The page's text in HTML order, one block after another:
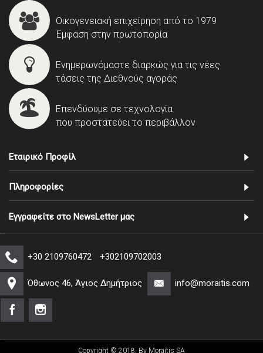
Οικογενειακή επιχείρηση από το 1979
Έμφαση στην πρωτοπορία
Ενημερωνόμαστε διαρκώς για τις νέες
τάσεις της Διεθνούς αγοράς
Επενδύουμε σε τεχνολογία
που προστατεύει το περιβάλλον
Εταιρικό Προφίλ
Πληροφορίες
Εγγραφείτε στο NewsLetter μας
+30 2109760472 +302109702003
Όθωνος 46, Άγιος Δημήτριος info@moraitis.com
Copyright © 2018, By Moraitis SA